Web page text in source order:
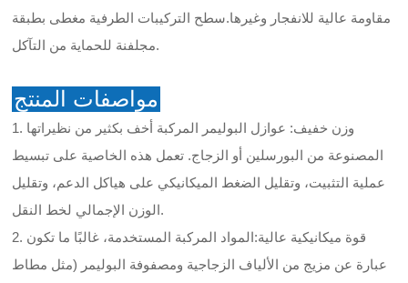
مقاومة عالية للانفجار وغيرها.سطح التركيبات الطرفية مغطى بطبقة
مجلفنة للحماية من التآكل.
مواصفات المنتج
1. وزن خفيف: عوازل البوليمر المركبة أخف بكثير من نظيراتها
المصنوعة من البورسلين أو الزجاج. تعمل هذه الخاصية على تبسيط
عملية التثبيت، وتقليل الضغط الميكانيكي على هياكل الدعم، وتقليل
الوزن الإجمالي لخط النقل.
2. قوة ميكانيكية عالية:المواد المركبة المستخدمة، غالبًا ما تكون
عبارة عن مزيج من الألياف الزجاجية ومصفوفة البوليمر (مثل مطاط